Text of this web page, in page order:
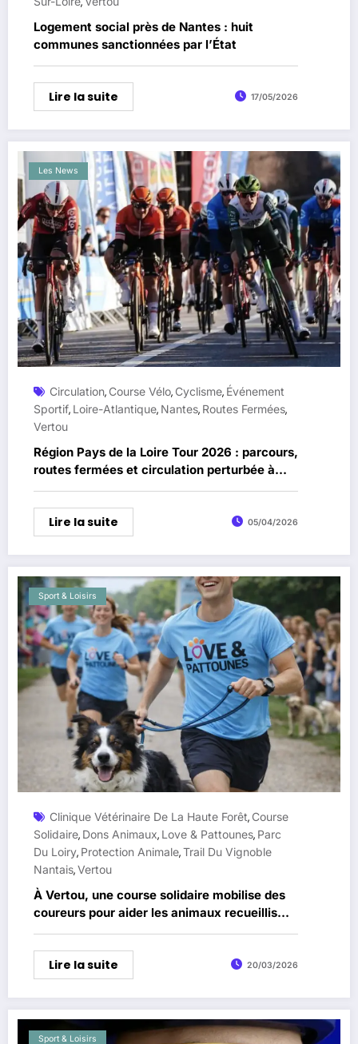
Logement social près de Nantes : huit
communes sanctionnées par l’État
Lire la suite 17/05/2026
Les News
Circulation, Course Vélo, Cyclisme, Événement
Sportif, Loire-Atlantique, Nantes, Routes Fermées,
Vertou
Région Pays de la Loire Tour 2026 : parcours,
routes fermées et circulation perturbée à
Vertou
Lire la suite 05/04/2026
Sport & Loisirs
Clinique Vétérinaire De La Haute Forêt, Course
Solidaire, Dons Animaux, Love & Pattounes, Parc
Du Loiry, Protection Animale,Trail Du Vignoble
Nantais,Vertou
À Vertou, une course solidaire mobilise des
coureurs pour aider les animaux recueillis
par Love & Pattounes
Lire la suite 20/03/2026
Sport & Loisirs